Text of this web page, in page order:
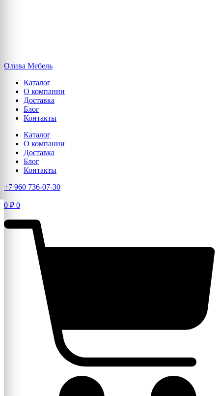
Олива Мебель
Каталог
О компании
Доставка
Блог
Контакты
Каталог
О компании
Доставка
Блог
Контакты
+7 960 736-07-30
0 ₽ 0